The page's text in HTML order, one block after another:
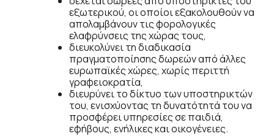
εξωτερικού, οι οποίοι εξακολουθούν να
απολαμβάνουν τις φορολογικές
ελαφρύνσεις της χώρας τους,
διευκολύνει τη διαδικασία
πραγματοποίησης δωρεών από άλλες
ευρωπαϊκές χώρες, χωρίς περιττή
γραφειοκρατία,
διευρύνει το δίκτυο των υποστηρικτών
του, ενισχύοντας τη δυνατότητά του να
προσφέρει υπηρεσίες σε παιδιά,
εφήβους, ενήλικες και οικογένειες.